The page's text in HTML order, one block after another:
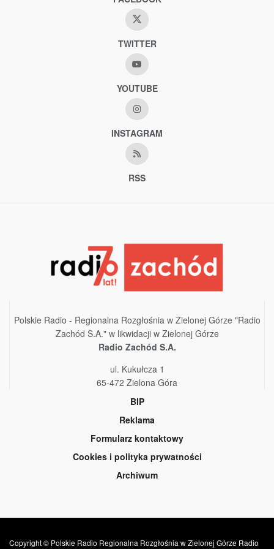
TWITTER
YOUTUBE
INSTAGRAM
RSS
Polskie Radio - Regionalna Rozgłośnia w Zielonej Górze "Radio
Zachód S.A." w likwidacji w Zielonej Górze
Radio Zachód S.A.
ul. Kukułcza 1
65-472 Zielona Góra
BIP
Reklama
Formularz kontaktowy
Cookies i polityka prywatności
Archiwum
Copyright © Polskie Radio Regionalna Rozgłośnia w Zielonej Górze Radio